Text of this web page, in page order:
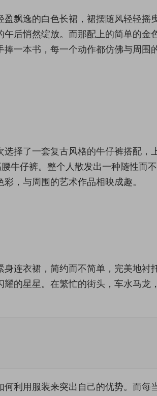
飘逸的白色长裙，裙摆随风轻轻摇
后悄然绽放。而那配上的简单的金
一本书，每一个动作都仿佛与周围
选择了一套复古风格的牛仔裤搭配，
牛仔裤。整个人散发出一种随性而
，与周围的艺术作品相映成趣。
连衣裙，简约而不简单，完美地衬
的星星。在繁忙的街头，车水马龙
利用服装来突出自己的优势。而每